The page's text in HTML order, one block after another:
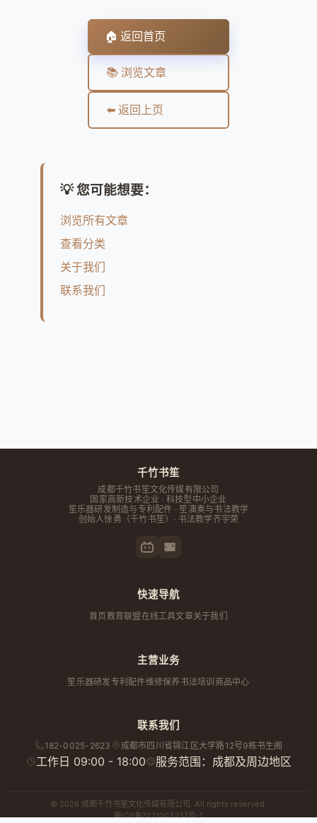
🏠 返回首页
📚 浏览文章
⬅️ 返回上页
💡 您可能想要：
浏览所有文章
查看分类
关于我们
联系我们
千竹书笙
成都千竹书笙文化传媒有限公司
国家高新技术企业 · 科技型中小企业
笙乐器研发制造与专利配件 · 笙演奏与书法教学
创始人徐勇 （千竹书笙）· 书法教学齐宇荣
快速导航
首页教育联盟在线工具文章关于我们
主营业务
笙乐器研发专利配件维修保养 书法培训 商品中心
联系我们
182-0025-2623 成都市四川省锦江区大学路12号9栋书生阁
工作日 09:00 - 18:00 服务范围：成都及周边地区
© 2026 成都千竹书笙文化传媒有限公司. All rights reserved.
蜀ICP备2021003237号-1